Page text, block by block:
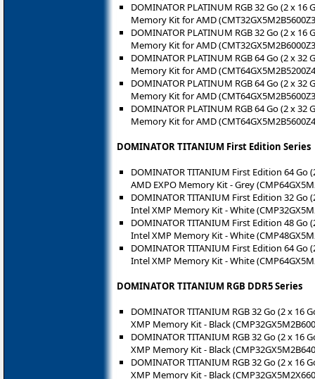
DOMINATOR PLATINUM RGB 32 Go (2 x 16
Memory Kit for AMD
DOMINATOR PLATINUM RGB 32 Go (2 x 16
Memory Kit for AMD
DOMINATOR PLATINUM RGB 64 Go (2 x 32
Memory Kit for AMD
DOMINATOR PLATINUM RGB 64 Go (2 x 32
Memory Kit for AMD
DOMINATOR PLATINUM RGB 64 Go (2 x 32
Memory Kit for AMD
DOMINATOR TITANIUM First Edition Series
DOMINATOR TITANIUM First Edition 64 Go
AMD EXPO Memory Kit - Grey
DOMINATOR TITANIUM First Edition 32 Go
Intel XMP Memory Kit - White
DOMINATOR TITANIUM First Edition 48 Go
Intel XMP Memory Kit - White
DOMINATOR TITANIUM First Edition 64 Go
Intel XMP Memory Kit - White
DOMINATOR TITANIUM RGB DDR5 Series
DOMINATOR TITANIUM RGB 32 Go (2 x 16
XMP Memory Kit - Black
DOMINATOR TITANIUM RGB 32 Go (2 x 16
XMP Memory Kit - Black
DOMINATOR TITANIUM RGB 32 Go (2 x 16
XMP Memory Kit - Black